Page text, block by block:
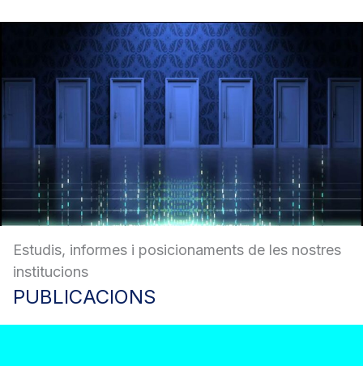
Estudis, informes i posicionaments de les nostres
institucions
PUBLICACIONS